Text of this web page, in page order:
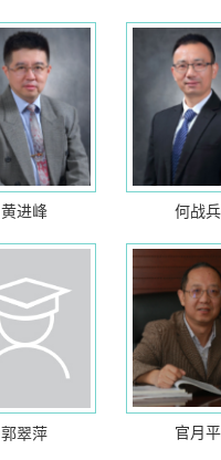
黄进峰 何战兵
郭翠萍 官月平